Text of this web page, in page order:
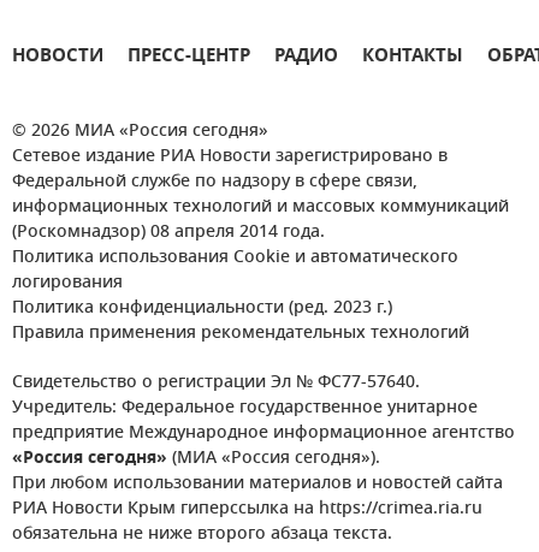
НОВОСТИ ПРЕСС-ЦЕНТР РАДИО КОНТАКТЫ
© 2026 МИА «Россия сегодня»
Сетевое издание РИА Новости зарегистрировано в
Федеральной службе по надзору в сфере связи,
информационных технологий и массовых коммуникаций
(Роскомнадзор) 08 апреля 2014 года.
Политика использования Cookie и автоматического
логирования
Политика конфиденциальности (ред. 2023 г.)
Правила применения рекомендательных технологий
Свидетельство о регистрации Эл № ФС77-57640.
Учредитель: Федеральное государственное унитарное
предприятие Международное информационное агентство
«Россия сегодня» (МИА «Россия сегодня»).
При любом использовании материалов и новостей сайта
РИА Новости Крым гиперссылка на https://crimea.ria.ru
обязательна не ниже второго абзаца текста.